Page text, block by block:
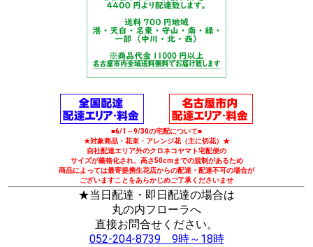
■6/1～9/30の宅配について■
★対象商品・花束・アレンジ花（主に切花）★
自社配達エリア外のクロネコヤマト宅配便の
サイズが厳格化され、高さ50cmまでの規制があるため
商品によっては最寄提携生花店からの配達・配達不可の場合が
ございますことをあらかじめご了承くださいませ
★当日配達・即日配達の場合は
丸の内フローラへ
直接お問合せください。
052-204-8739 9時～18時